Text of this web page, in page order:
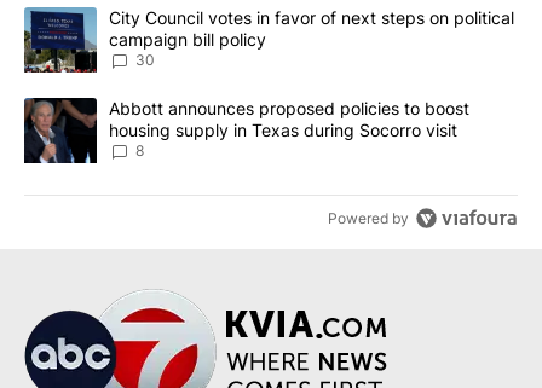
The following is a list of the most commented articles in the last
A trending article titled "City Council votes in favor of next
City Council votes in favor of next steps on political
campaign bill policy
30
A trending article titled "Abbott announces proposed policies to
Abbott announces proposed policies to boost
housing supply in Texas during Socorro visit
8
Powered by